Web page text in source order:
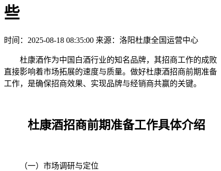
些
时间：2025-08-18 08:35:00 来源：洛阳杜康全国运营中心
杜康酒作为中国白酒行业的知名品牌，其招商工作的成败
直接影响着市场拓展的速度与质量。做好杜康酒招商前期准备
工作，是确保招商效果、实现品牌与经销商共赢的关键。
杜康酒招商前期准备工作具体介绍
（一）市场调研与定位